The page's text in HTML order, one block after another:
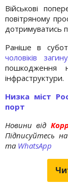
Військові
повітряному
дотримуватись
Раніше в
чоловіків
пошкодження
інфраструктури.
Низка міст
порт
Новини від
Підписуйтесь
та WhatsApp